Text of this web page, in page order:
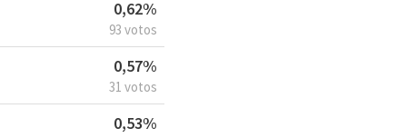
0,62%
93 votos
0,57%
31 votos
0,53%